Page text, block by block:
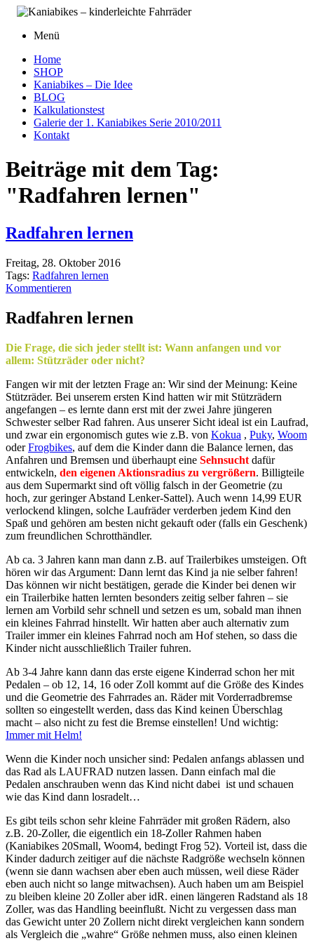
Menü
Home
SHOP
Kaniabikes – Die Idee
BLOG
Kalkulationstest
Galerie der 1. Kaniabikes Serie 2010/2011
Kontakt
Beiträge mit dem Tag:
"Radfahren lernen"
Radfahren lernen
Freitag, 28. Oktober 2016
Tags: Radfahren lernen
Kommentieren
Radfahren lernen
Die Frage, die sich jeder stellt ist: Wann anfangen und vor
allem: Stützräder oder nicht?
Fangen wir mit der letzten Frage an: Wir sind der Meinung: Keine
Stützräder. Bei unserem ersten Kind hatten wir mit Stützrädern
angefangen – es lernte dann erst mit der zwei Jahre jüngeren
Schwester selber Rad fahren. Aus unserer Sicht ideal ist ein Laufrad,
und zwar ein ergonomisch gutes wie z.B. von Kokua , Puky, Woom
oderFrogbikes, auf dem die Kinder dann die Balance lernen, das
Anfahren und Bremsen und überhaupt eine Sehnsucht dafür
entwickeln, den eigenen Aktionsradius zu vergrößern. Billigteile
aus dem Supermarkt sind oft völlig falsch in der Geometrie (zu
hoch, zur geringer Abstand Lenker-Sattel). Auch wenn 14,99 EUR
verlockend klingen, solche Laufräder verderben jedem Kind den
Spaß und gehören am besten nicht gekauft oder (falls ein Geschenk)
zum freundlichen Schrotthändler.
Ab ca. 3 Jahren kann man dann z.B. auf Trailerbikes umsteigen. Oft
hören wir das Argument: Dann lernt das Kind ja nie selber fahren!
Das können wir nicht bestätigen, gerade die Kinder bei denen wir
ein Trailerbike hatten lernten besonders zeitig selber fahren – sie
lernen am Vorbild sehr schnell und setzen es um, sobald man ihnen
ein kleines Fahrrad hinstellt. Wir hatten aber auch alternativ zum
Trailer immer ein kleines Fahrrad noch am Hof stehen, so dass die
Kinder nicht ausschließlich Trailer fuhren.
Ab 3-4 Jahre kann dann das erste eigene Kinderrad schon her mit
Pedalen – ob 12, 14, 16 oder Zoll kommt auf die Größe des Kindes
und die Geometrie des Fahrrades an. Räder mit Vorderradbremse
sollten so eingestellt werden, dass das Kind keinen Überschlag
macht – also nicht zu fest die Bremse einstellen! Und wichtig:
Immer mit Helm!
Wenn die Kinder noch unsicher sind: Pedalen anfangs ablassen und
das Rad als LAUFRAD nutzen lassen. Dann einfach mal die
Pedalen anschrauben wenn das Kind nicht dabei ist und schauen
wie das Kind dann losradelt…
Es gibt teils schon sehr kleine Fahrräder mit großen Rädern, also
z.B. 20-Zoller, die eigentlich ein 18-Zoller Rahmen haben
(Kaniabikes 20Small, Woom4, bedingt Frog 52). Vorteil ist, dass die
Kinder dadurch zeitiger auf die nächste Radgröße wechseln können
(wenn sie dann wachsen aber eben auch müssen, weil diese Räder
eben auch nicht so lange mitwachsen). Auch haben um am Beispiel
zu bleiben kleine 20 Zoller aber idR. einen längeren Radstand als 18
Zoller, was das Handling beeinflußt. Nicht zu vergessen dass man
das Gewicht unter 20 Zollern nicht direkt vergleichen kann sondern
als Vergleich die „wahre“ Größe nehmen muss, also einen kleinen